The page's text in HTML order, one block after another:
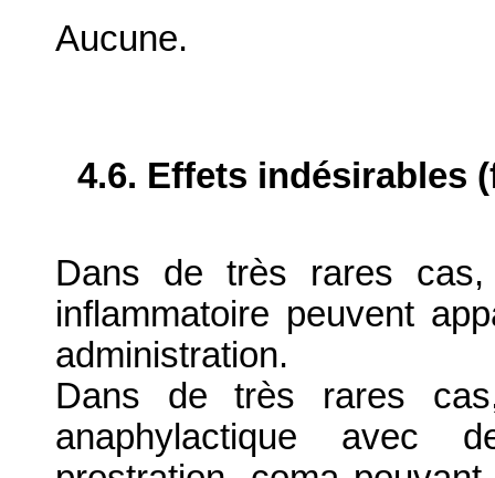
Aucune.
4.6. Effets indésirables
Dans de très rares
inflammatoire peuvent
administration.
Dans de très rares
anaphylactique avec